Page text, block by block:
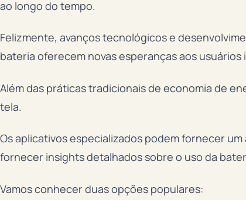
ao longo do tempo.
Felizmente, avanços tecnológicos e
bateria oferecem novas esperanças aos usuários
Além das práticas tradicionais de economia de
tela.
Os aplicativos especializados podem fornecer
fornecer insights detalhados sobre o uso da
Vamos conhecer duas opções populares: